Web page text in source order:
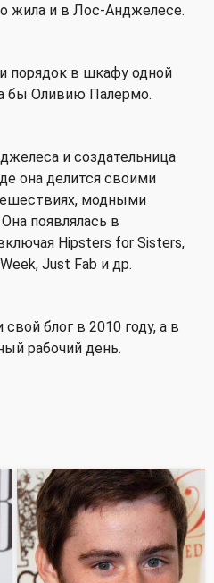
жила и в Лос-Анджелесе.
порядок в шкафу одной
бы Оливию Палермо.
и создательница
она делится своими
модными
появлялась в
Hipsters for Sisters,
Just Fab и др.
блог в 2010 году, а в
рабочий день.